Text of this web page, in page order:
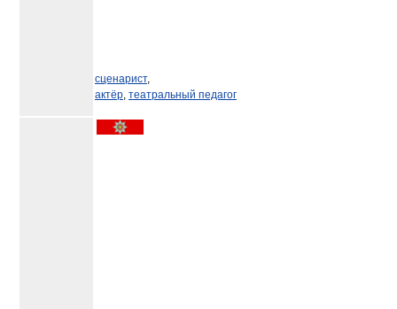
сценарист,
актёр, театральный педагог